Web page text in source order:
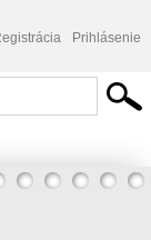
Prihlásenie
koalície (otázka